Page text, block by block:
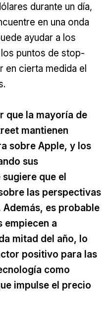
durante un día,
en una onda
ayudar a los
puntos de stop-
en cierta medida el
que la mayoría de
mantienen
sobre Apple, y los
sus
que el
las perspectivas
es probable
empiecen a
mitad del año, lo
positivo para las
como
impulse el precio